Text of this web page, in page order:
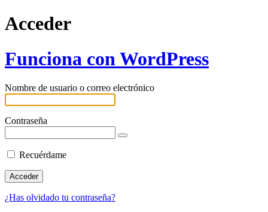
Acceder
Funciona con WordPress
Nombre de usuario o correo electrónico
Contraseña
Recuérdame
¿Has olvidado tu contraseña?